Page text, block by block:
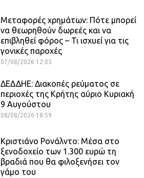
Μεταφορές χρημάτων: Πότε μπορεί
να θεωρηθούν δωρεές και να
επιβληθεί φόρος – Τι ισχυεί για τις
γονικές παροχές
07/08/2026 12:05
ΔΕΔΔΗΕ: Διακοπές ρεύματος σε
περιοχές της Κρήτης αύριο Κυριακή
9 Αυγούστου
08/08/2026 18:59
Κριστιάνο Ρονάλντο: Μέσα στο
ξενοδοχείο των 1.300 ευρώ τη
βραδιά που θα φιλοξενήσει τον
γάμο του